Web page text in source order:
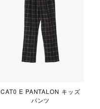
CAT0 E PANTALON キッズ
パンツ